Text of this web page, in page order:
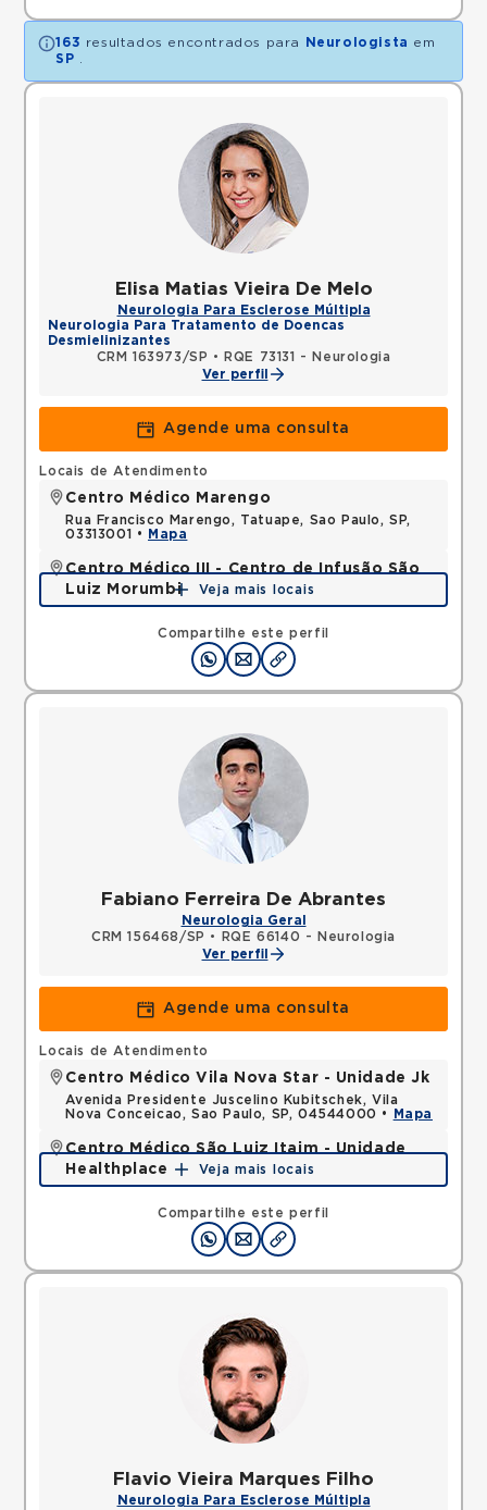
163 resultados encontrados para Neurologista em
SP
Elisa Matias Vieira De Melo
Neurologia Para Esclerose Múltipla
Neurologia Para Tratamento de Doencas
Desmielinizantes
CRM 163973/SP •
RQE 73131 - Neurologia
Ver perfil
Agende uma consulta
Compartilhe este perfil
Locais de Atendimento
Centro Médico Marengo
Rua Francisco Marengo, Tatuape, Sao Paulo, SP,
03313001 •
Mapa
Centro Médico III - Centro de Infusão São
Luiz Morumbi
Avenida Lineu de Paula Machado, Jardim Everest,
Sao Paulo, SP, 05601001 •
Mapa
Veja mais locais
Fabiano Ferreira De Abrantes
Neurologia Geral
CRM 156468/SP •
RQE 66140 - Neurologia
Ver perfil
Agende uma consulta
Compartilhe este perfil
Locais de Atendimento
Centro Médico Vila Nova Star - Unidade Jk
Avenida Presidente Juscelino Kubitschek, Vila
Nova Conceicao, Sao Paulo, SP, 04544000 •
Mapa
Centro Médico São Luiz Itaim - Unidade
Healthplace
Rua Doutor Alceu de Campos Rodrigues, Vila Nova
Conceicao, Sao Paulo, SP, 04544000 •
Veja mais locais
Flavio Vieira Marques Filho
Neurologia Para Esclerose Múltipla